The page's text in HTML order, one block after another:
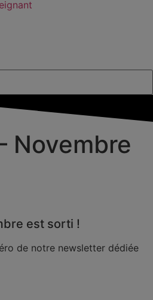
Novembre
est sorti !
de notre newsletter dédiée